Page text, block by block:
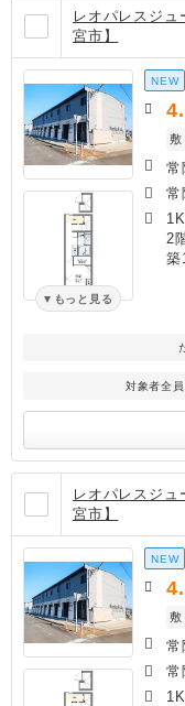
レオパレスジ
宮市】
もっと見る
NEW
敷
常
常
1K
2
築
対象者全員
レオパレスジ
宮市】
NEW
敷
常
常
1K